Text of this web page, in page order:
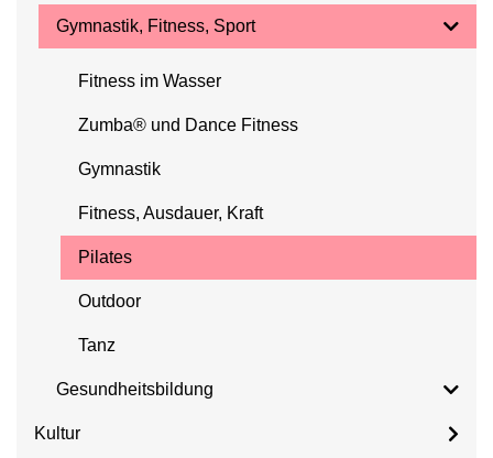
Gymnastik, Fitness, Sport
Fitness im Wasser
Zumba® und Dance Fitness
Gymnastik
Fitness, Ausdauer, Kraft
Pilates
Outdoor
Tanz
Gesundheitsbildung
Kultur